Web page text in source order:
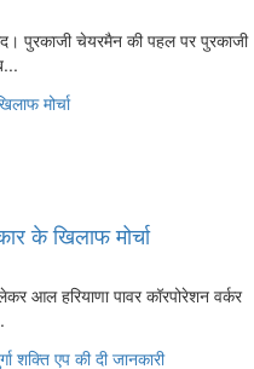
पुरकाजी चेयरमैन की पहल पर पुरकाजी
के खिलाफ मोर्चा
लेकर आल हरियाणा पावर कॉरपोरेशन वर्कर